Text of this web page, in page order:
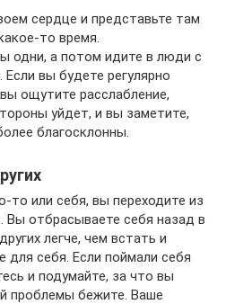
сердце и представьте там
то время.
одни, а потом идите в люди с
вы будете регулярно
ощутите расслабление,
уйдет, и вы заметите,
благосклонны.
то или себя, вы переходите из
Вы отбрасываете себя назад в
легче, чем встать и
для себя. Если поймали себя
и подумайте, за что вы
проблемы бежите. Ваше